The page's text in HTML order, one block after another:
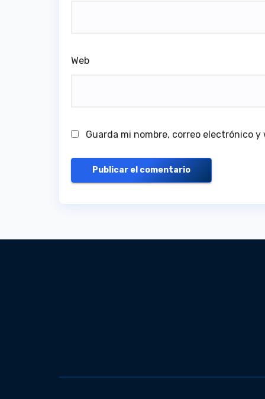
Web
Guarda mi nombre, correo electrónico